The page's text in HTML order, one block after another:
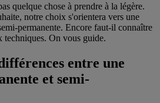
quelque chose à prendre à la légère.
notre choix s'orientera vers une
permanente. Encore faut-il connaître
techniques. On vous guide.
entre une
et semi-